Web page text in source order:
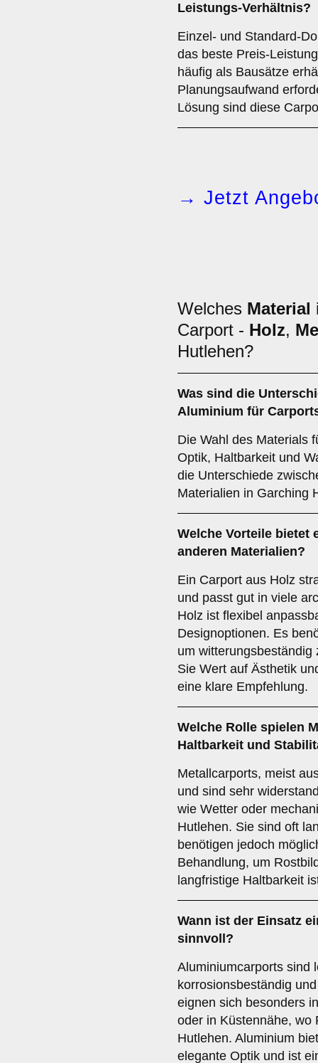
Leistungs-Verhältnis?
Einzel- und Standard-
das beste Preis-
häufig als Bausätze
Planungsaufwand
Lösung sind diese
→ Jetzt
Welches Material
Carport - Holz,
Hutlehen?
Was sind die
Aluminium für
Die Wahl des Materials
Optik, Haltbarkeit und
die Unterschiede
Materialien in Garching
Welche Vorteile bietet
anderen Materialien?
Ein Carport aus Holz
und passt gut in viele
Holz ist flexibel
Designoptionen. Es
um
Sie Wert auf Ästhetik
eine klare Empfehlung.
Welche Rolle spielen
Haltbarkeit und
Metallcarports, meist
und sind sehr
wie Wetter oder
Hutlehen. Sie sind oft
benötigen jedoch
Behandlung, um
langfristige Haltbarkeit
Wann ist der Einsatz
sinnvoll?
Aluminiumcarports sind
korrosionsbeständig
eignen sich besonders
oder in Küstennähe, wo
Hutlehen. Aluminium
elegante Optik und ist